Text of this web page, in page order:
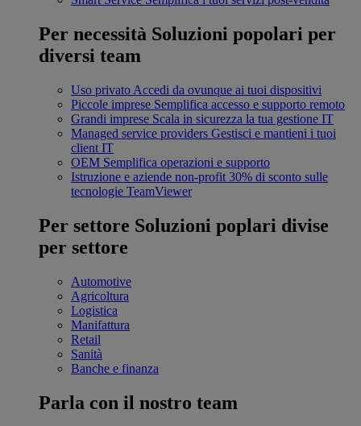
Per necessità Soluzioni popolari per
diversi team
Uso privato Accedi da ovunque ai tuoi dispositivi
Piccole imprese Semplifica accesso e supporto remoto
Grandi imprese Scala in sicurezza la tua gestione IT
Managed service providers Gestisci e mantieni i tuoi
client IT
OEM Semplifica operazioni e supporto
Istruzione e aziende non-profit 30% di sconto sulle
tecnologie TeamViewer
Per settore Soluzioni poplari divise
per settore
Automotive
Agricoltura
Logistica
Manifattura
Retail
Sanità
Banche e finanza
Parla con il nostro team